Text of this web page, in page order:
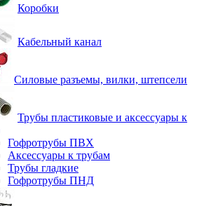
Коробки
Кабельный канал
Силовые разъемы, вилки, штепсели
Трубы пластиковые и аксессуары к
Гофротрубы ПВХ
Аксессуары к трубам
Трубы гладкие
Гофротрубы ПНД